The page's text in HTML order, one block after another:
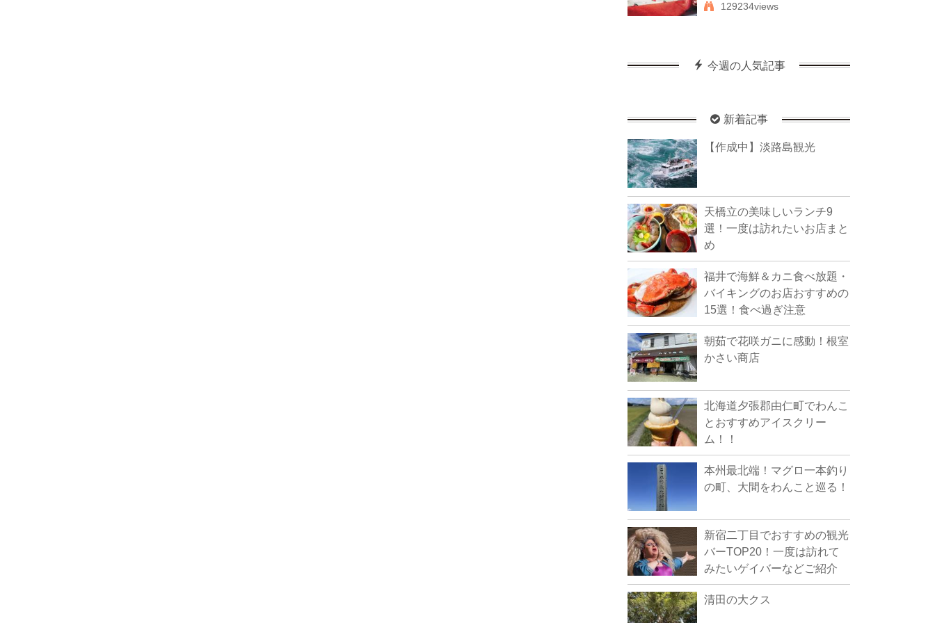
129234views
今週の人気記事
新着記事
【作成中】淡路島観光
天橋立の美味しいランチ9
選！一度は訪れたいお店まと
め
福井で海鮮＆カニ食べ放題・
バイキングのお店おすすめの
15選！食べ過ぎ注意
朝茹で花咲ガニに感動！根室
かさい商店
北海道夕張郡由仁町でわんこ
とおすすめアイスクリー
ム！！
本州最北端！マグロ一本釣り
の町、大間をわんこと巡る！
新宿二丁目でおすすめの観光
バーTOP20！一度は訪れて
みたいゲイバーなどご紹介
清田の大クス